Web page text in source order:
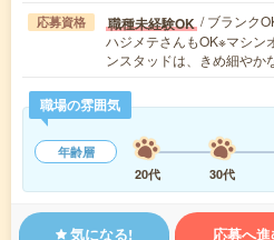
応募資格 職種未経験OK / ブランク
ハジメテさんもOK※マシン
ンスタッドは、きめ細や
職場の雰囲気
年齢層
20代
30代
気になる! 応募へ